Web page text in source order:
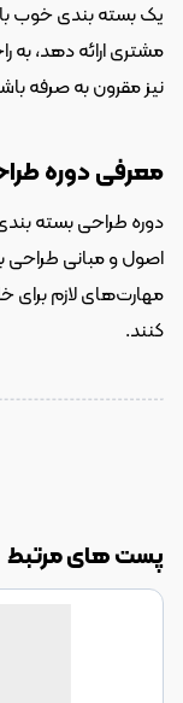
نیز مقرون به صرفه
معرفی دوره
کنند.
پست های مرتبط